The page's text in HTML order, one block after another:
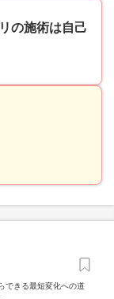
の施術は自己
できる最短変化への道